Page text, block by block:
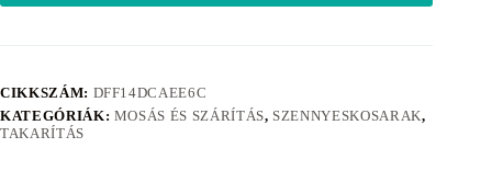
CIKKSZÁM: DFF14DCAEE6C
KATEGÓRIÁK: MOSÁS ÉS SZÁRÍTÁS, SZENNYESKOSARAK,
TAKARÍTÁS